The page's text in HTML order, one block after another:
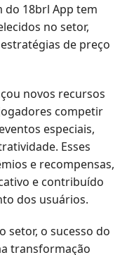
do 18brl App tem
no setor,
de preço
novos recursos
competir
especiais,
Esses
e recompensas,
e contribuído
dos usuários.
setor, o sucesso do
transformação